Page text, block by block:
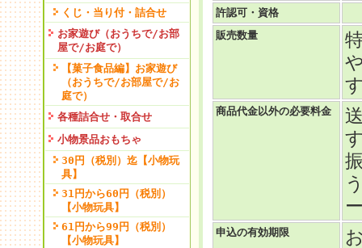
くじ・当り付・詰合せ
お家遊び（おうちで/お部
屋で/お庭で）
【菓子食品編】お家遊び
（おうちで/お部屋で/お
庭で）
各種詰合せ・取合せ
小物景品おもちゃ
30円（税別）迄【小物玩
具】
31円から60円（税別）
【小物玩具】
61円から99円（税別）
【小物玩具】
許認可・資格
販売数量
商品代金以外の必要料金
申込の有効期限